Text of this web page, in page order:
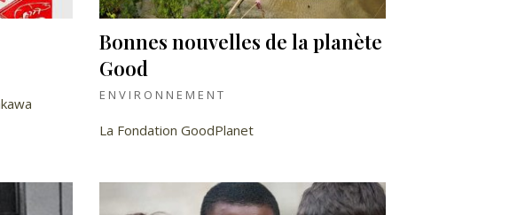
Bonnes nouvelles de la planète
Good
ENVIRONNEMENT
La Fondation GoodPlanet